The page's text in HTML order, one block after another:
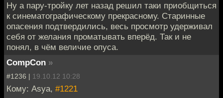
Ну а пару-тройку лет назад решил таки приобщиться
к синематографическому прекрасному. Старинные
опасения подтвердились, весь просмотр удерживал
себя от желания проматывать вперёд. Так и не
понял, в чём величие опуса.
CompCon »
#1236 | 19.10.12 10:28
Кому: Asya, #1221